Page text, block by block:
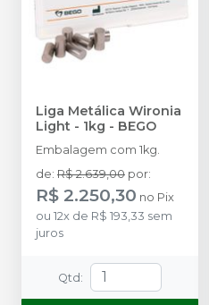
Liga Metálica Wironia
Light - 1kg - BEGO
Embalagem com 1kg.
de: R$ 2.639,00 por:
R$ 2.250,30 no Pix
ou 12x de R$ 193,33 sem
juros
Qtd :